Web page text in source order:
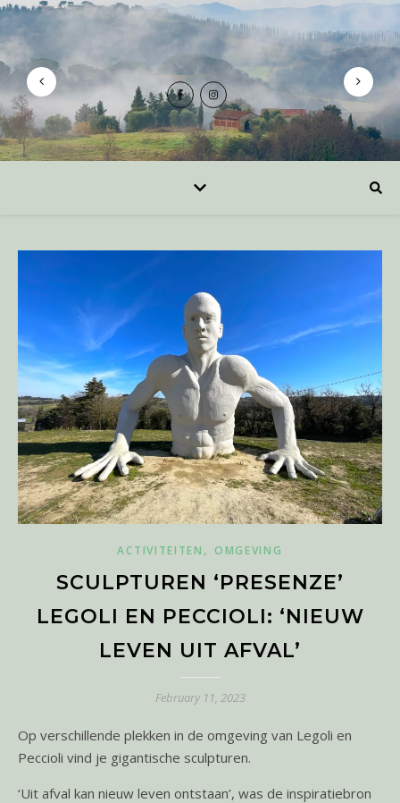
ACTIVITEITEN , OMGEVING
SCULPTUREN ‘PRESENZE’
LEGOLI EN PECCIOLI: ‘NIEUW
LEVEN UIT AFVAL’
February 11, 2023
Op verschillende plekken in de omgeving van Legoli en
Peccioli vind je gigantische sculpturen.
‘Uit afval kan nieuw leven ontstaan’, was de inspiratiebron